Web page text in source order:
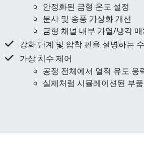
안정화된 금형 온도 설정
분사 및 송풍 가상화 개선
금형 채널 내부 가열/냉각
강화 단계 및 압착 핀을 설명하는
가상 치수 제어
공정 전체에서 열적 유도 응
실제처럼 시뮬레이션된 부